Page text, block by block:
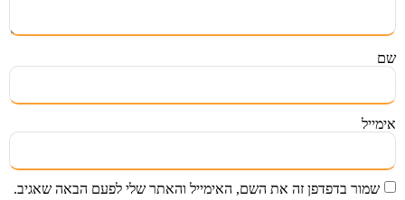
שם
אימייל
שמור בדפדפן זה את השם, האימייל והאתר שלי לפעם הבאה שאגיב.